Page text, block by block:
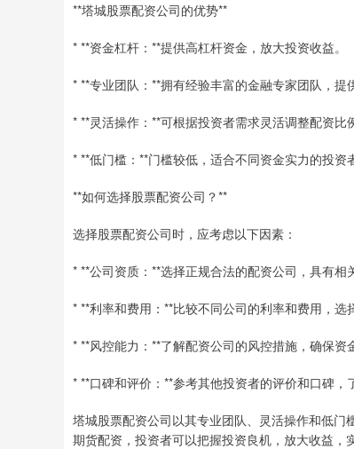
**塔城股票配资公司的优势**
* **资金杠杆：**提供高杠杆资金，放大投资收益。
* **专业团队：**拥有经验丰富的金融专家团队，提
* **灵活操作：**可根据投资者需求灵活调整配资比
* **低门槛：**门槛较低，适合不同资金实力的投资
**如何选择股票配资公司？**
选择股票配资公司时，应考虑以下因素：
* **公司资质：**选择正规合法的配资公司，具有相
* **利率和费用：**比较不同公司的利率和费用，选
* **风控能力：**了解配资公司的风控措施，确保资
* **口碑和评价：**参考其他投资者的评价和口碑，
塔城股票配资公司以其专业团队、灵活操作和低
期货配资，投资者可以把握投资良机，放大收益，